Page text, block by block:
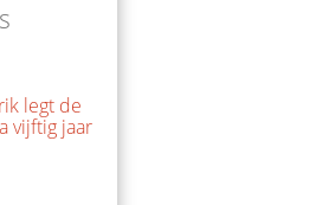
legt de
vijftig jaar